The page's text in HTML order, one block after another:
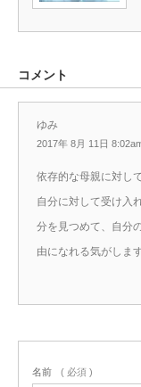
コメント
ゆみ
2017年 8月 11日
依存的な母親に対し
自分に対して受け入
分を見つめて、自分
由になれる気がしま
名前 ( 必須 )